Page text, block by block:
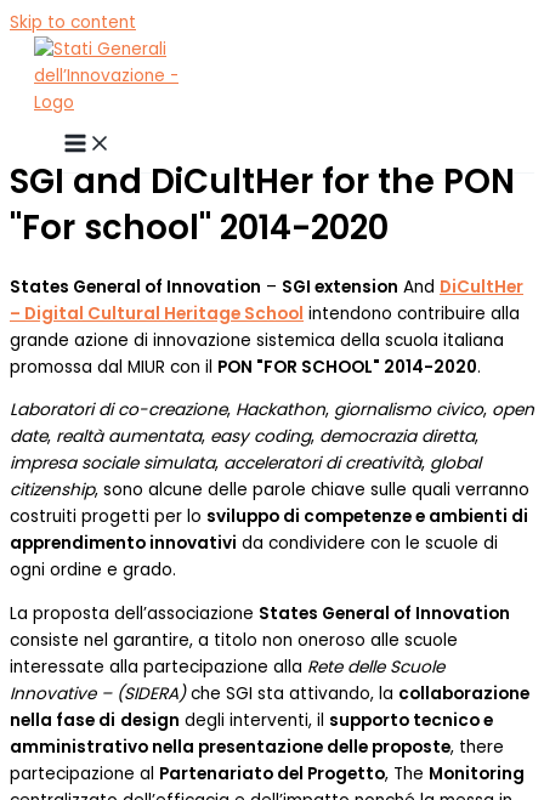
Skip to content
SGI and DiCultHer for the PON
"For school" 2014-2020
States General of Innovation – SGI extension And DiCultHer
– Digital Cultural Heritage School intendono contribuire alla
grande azione di innovazione sistemica della scuola italiana
promossa dal MIUR con il PON "FOR SCHOOL" 2014-2020.
Laboratori di co-creazione, Hackathon, giornalismo civico, open
date, realtà aumentata, easy coding, democrazia diretta,
impresa sociale simulata, acceleratori di creatività, global
citizenship, sono alcune delle parole chiave sulle quali verranno
costruiti progetti per lo sviluppo di competenze e ambienti di
apprendimento innovativi da condividere con le scuole di
ogni ordine e grado.
La proposta dell’associazione States General of Innovation
consiste nel garantire, a titolo non oneroso alle scuole
interessate alla partecipazione alla Rete delle Scuole
Innovative – (SIDERA) che SGI sta attivando, la collaborazione
nella fase di design degli interventi, il supporto tecnico e
amministrativo nella presentazione delle proposte, there
partecipazione al Partenariato del Progetto, The Monitoring